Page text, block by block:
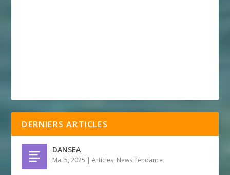
DERNIERS ARTICLES
DANSEA
Mai 5, 2025 |Articles, News Tendance